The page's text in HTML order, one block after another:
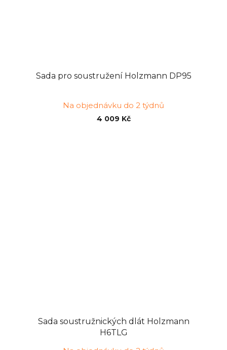
Sada pro soustružení Holzmann DP95
Na objednávku do 2 týdnů
4 009 Kč
Sada soustružnických dlát Holzmann
H6TLG